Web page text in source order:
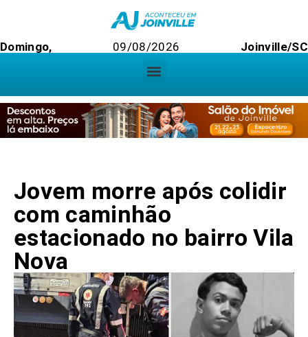
Domingo, 09/08/2026 Joinville/SC
Jovem morre após colidir
com caminhão
estacionado no bairro Vila
Nova